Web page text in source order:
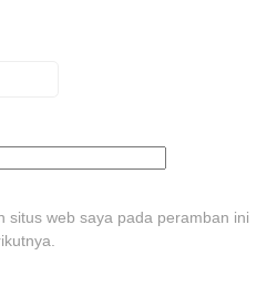
situs web saya pada peramban ini